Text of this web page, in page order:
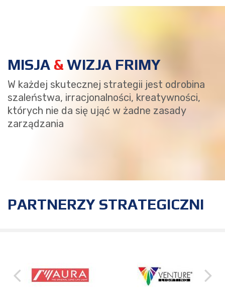
MISJA & WIZJA FRIMY
W każdej skutecznej strategii jest odrobina
szaleństwa, irracjonalności, kreatywności,
których nie da się ująć w żadne zasady
zarządzania
PARTNERZY STRATEGICZNI